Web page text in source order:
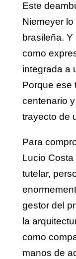
Este
Niemeyer
brasileña.
como
integrada a
Porque ese
centenario
trayecto de
Para
Lucio
tutelar,
gestor del
la
como
manos de